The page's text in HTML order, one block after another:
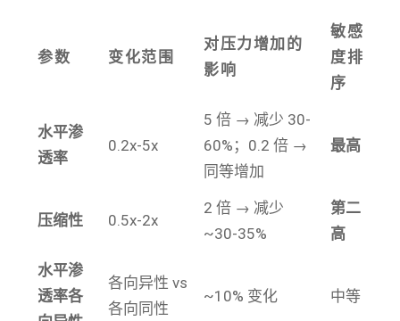
参数 变化范围
对压力增加的
影响
敏感
度排
序
水平渗
透率
0.2x-5x
5 倍 → 减少 30-
60%；0.2 倍 →
同等增加
最高
压缩性 0.5x-2x
2 倍 → 减少
~30-35%
第二
高
水平渗
透率各
各向异性 vs
各向同性
~10% 变化 中等